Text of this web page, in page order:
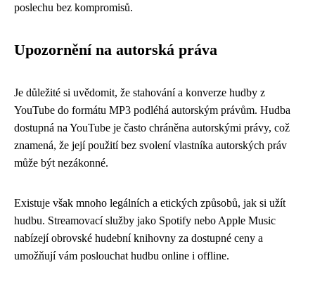
poslechu bez kompromisů.
Upozornění na autorská práva
Je důležité si uvědomit, že stahování a konverze hudby z
YouTube do formátu MP3 podléhá autorským právům. Hudba
dostupná na YouTube je často chráněna autorskými právy, což
znamená, že její použití bez svolení vlastníka autorských práv
může být nezákonné.
Existuje však mnoho legálních a etických způsobů, jak si užít
hudbu. Streamovací služby jako Spotify nebo Apple Music
nabízejí obrovské hudební knihovny za dostupné ceny a
umožňují vám poslouchat hudbu online i offline.